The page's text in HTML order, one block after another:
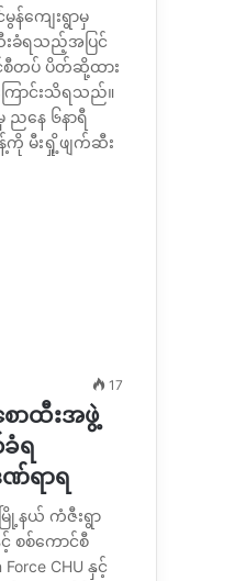
န်ကျေးရွာမှ
းခံရသည့်အပြင်
စီတပ် ပိတ်ဆို့ထား
ြောင်းသိရသည်။
ညနေ ၆နာရီ
ကို မီးရှို့ဖျက်ဆီး
17
ောထီးအဖွဲ့
ခံရ
ဏ်ရာရ
မြို့နယ် ကံဇီးရွာ
စစ်ကောင်စီ
CHU နှင့်